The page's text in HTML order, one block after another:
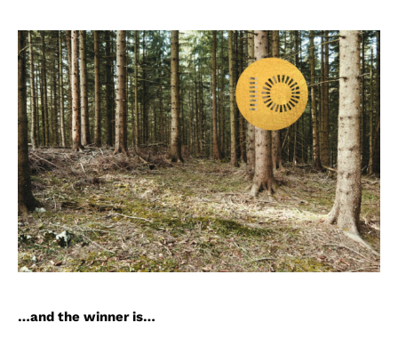
…and the winner is…